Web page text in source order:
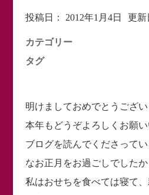
投稿日： 2012年1月4日 更新
カテゴリー
タグ
明けましておめでとうござい
本年もどうぞよろしくお願い
ブログを読んでくださって
なお正月をお過ごしでしたか
私はおせちを食べては寝て